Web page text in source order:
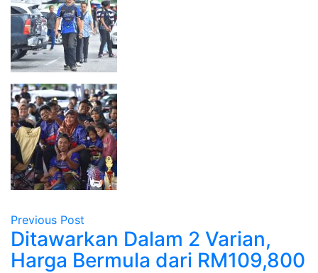
Previous Post
Ditawarkan Dalam 2 Varian,
Harga Bermula dari RM109,800